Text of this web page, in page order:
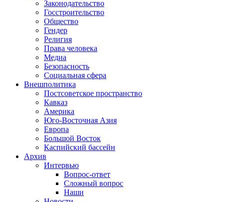
Законодательство
Госстроительство
Общество
Гендер
Религия
Права человека
Медиа
Безопасность
Социальная сфера
Внешполитика
Постсоветское пространство
Кавказ
Америка
Юго-Восточная Азия
Европа
Большой Восток
Каспийский бассейн
Архив
Интервью
Вопрос-ответ
Сложный вопрос
Наши